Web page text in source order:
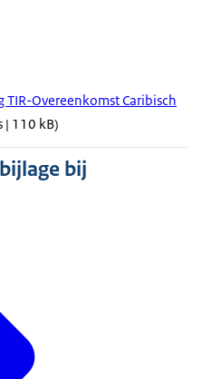
Overeenkomst Caribisch
| 110 kB)
bij